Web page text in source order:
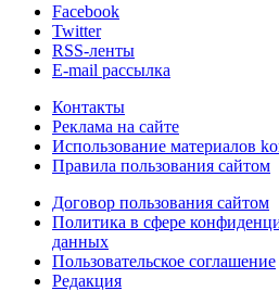
Facebook
Twitter
RSS-ленты
E-mail рассылка
Контакты
Реклама на сайте
Использование материалов
Правила пользования сайтом
Договор пользования сайтом
Политика в сфере
данных
Пользовательское соглашение
Редакция